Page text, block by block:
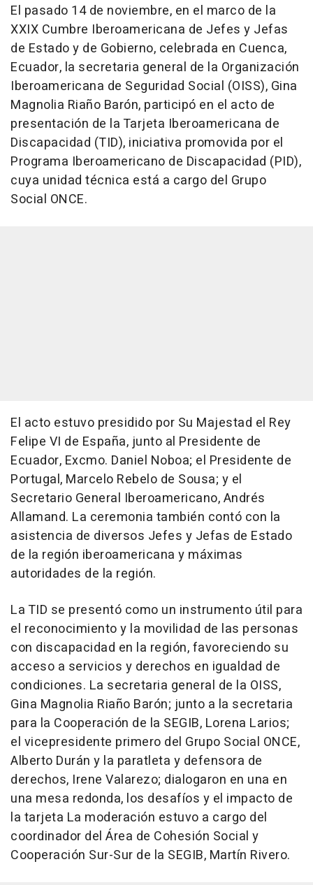
El pasado 14 de noviembre, en el marco de la
XXIX Cumbre Iberoamericana de Jefes y Jefas
de Estado y de Gobierno, celebrada en Cuenca,
Ecuador, la secretaria general de la Organización
Iberoamericana de Seguridad Social (OISS), Gina
Magnolia Riaño Barón, participó en el acto de
presentación de la Tarjeta Iberoamericana de
Discapacidad (TID), iniciativa promovida por el
Programa Iberoamericano de Discapacidad (PID),
cuya unidad técnica está a cargo del Grupo
Social ONCE.
El acto estuvo presidido por Su Majestad el Rey
Felipe VI de España, junto al Presidente de
Ecuador, Excmo. Daniel Noboa; el Presidente de
Portugal, Marcelo Rebelo de Sousa; y el
Secretario General Iberoamericano, Andrés
Allamand. La ceremonia también contó con la
asistencia de diversos Jefes y Jefas de Estado
de la región iberoamericana y máximas
autoridades de la región.
La TID se presentó como un instrumento útil para
el reconocimiento y la movilidad de las personas
con discapacidad en la región, favoreciendo su
acceso a servicios y derechos en igualdad de
condiciones. La secretaria general de la OISS,
Gina Magnolia Riaño Barón; junto a la secretaria
para la Cooperación de la SEGIB, Lorena Larios;
el vicepresidente primero del Grupo Social ONCE,
Alberto Durán y la paratleta y defensora de
derechos, Irene Valarezo; dialogaron en una en
una mesa redonda, los desafíos y el impacto de
la tarjeta La moderación estuvo a cargo del
coordinador del Área de Cohesión Social y
Cooperación Sur-Sur de la SEGIB, Martín Rivero.